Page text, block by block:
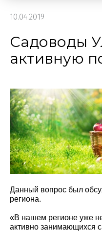
10.04.2019
Садоводы
активную
Данный вопрос был
региона.
«В нашем регионе уже
активно занимающихся